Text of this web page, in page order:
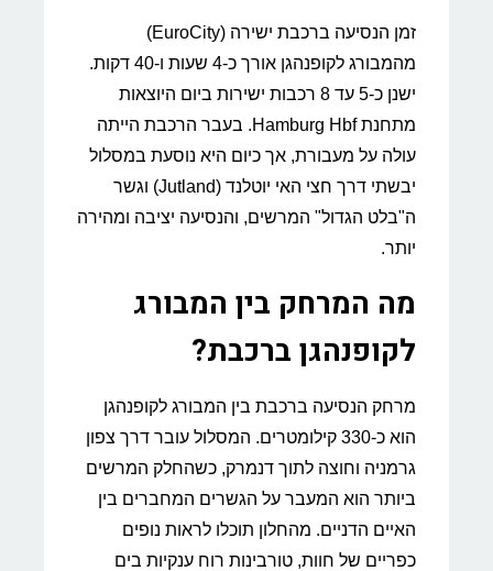
זמן הנסיעה ברכבת ישירה (EuroCity)
מהמבורג לקופנהגן אורך כ-4 שעות ו-40 דקות.
ישנן כ-5 עד 8 רכבות ישירות ביום היוצאות
מתחנת Hamburg Hbf. בעבר הרכבת הייתה
עולה על מעבורת, אך כיום היא נוסעת במסלול
יבשתי דרך חצי האי יוטלנד (Jutland) וגשר
ה"בלט הגדול" המרשים, והנסיעה יציבה ומהירה
יותר.
מה המרחק בין המבורג
לקופנהגן ברכבת?
מרחק הנסיעה ברכבת בין המבורג לקופנהגן
הוא כ-330 קילומטרים. המסלול עובר דרך צפון
גרמניה וחוצה לתוך דנמרק, כשהחלק המרשים
ביותר הוא המעבר על הגשרים המחברים בין
האיים הדניים. מהחלון תוכלו לראות נופים
כפריים של חוות, טורבינות רוח ענקיות בים